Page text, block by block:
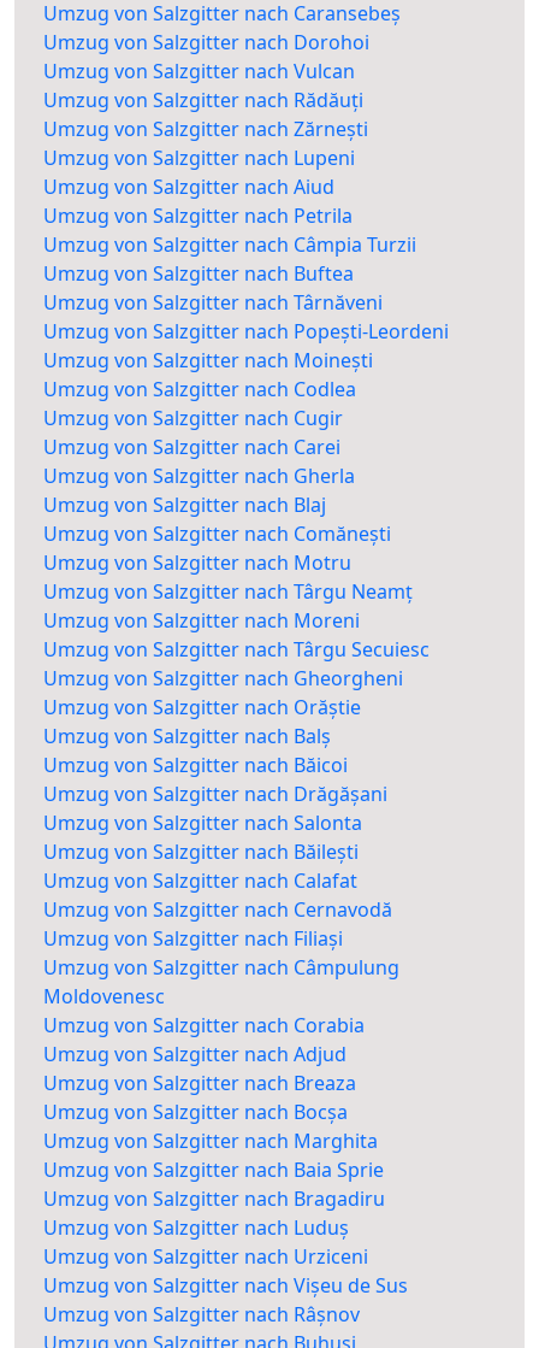
Umzug von Salzgitter nach Caransebeș
Umzug von Salzgitter nach Dorohoi
Umzug von Salzgitter nach Vulcan
Umzug von Salzgitter nach Rădăuți
Umzug von Salzgitter nach Zărnești
Umzug von Salzgitter nach Lupeni
Umzug von Salzgitter nach Aiud
Umzug von Salzgitter nach Petrila
Umzug von Salzgitter nach Câmpia Turzii
Umzug von Salzgitter nach Buftea
Umzug von Salzgitter nach Târnăveni
Umzug von Salzgitter nach Popești-Leordeni
Umzug von Salzgitter nach Moinești
Umzug von Salzgitter nach Codlea
Umzug von Salzgitter nach Cugir
Umzug von Salzgitter nach Carei
Umzug von Salzgitter nach Gherla
Umzug von Salzgitter nach Blaj
Umzug von Salzgitter nach Comănești
Umzug von Salzgitter nach Motru
Umzug von Salzgitter nach Târgu Neamț
Umzug von Salzgitter nach Moreni
Umzug von Salzgitter nach Târgu Secuiesc
Umzug von Salzgitter nach Gheorgheni
Umzug von Salzgitter nach Orăștie
Umzug von Salzgitter nach Balș
Umzug von Salzgitter nach Băicoi
Umzug von Salzgitter nach Drăgășani
Umzug von Salzgitter nach Salonta
Umzug von Salzgitter nach Băilești
Umzug von Salzgitter nach Calafat
Umzug von Salzgitter nach Cernavodă
Umzug von Salzgitter nach Filiași
Umzug von Salzgitter nach Câmpulung
Moldovenesc
Umzug von Salzgitter nach Corabia
Umzug von Salzgitter nach Adjud
Umzug von Salzgitter nach Breaza
Umzug von Salzgitter nach Bocșa
Umzug von Salzgitter nach Marghita
Umzug von Salzgitter nach Baia Sprie
Umzug von Salzgitter nach Bragadiru
Umzug von Salzgitter nach Luduș
Umzug von Salzgitter nach Urziceni
Umzug von Salzgitter nach Vișeu de Sus
Umzug von Salzgitter nach Râșnov